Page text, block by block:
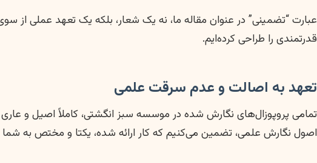
عبارت “تضمینی” در عنوان مقاله ما، نه یک شعار، بلکه یک تعهد عملی
قدرتمندی را طراحی کرده‌ایم.
تعهد به اصالت و عدم سرقت علمی
اصول نگارش علمی، تضمین می‌کنیم که کار ارائه شده، یکتا و مختص به شما